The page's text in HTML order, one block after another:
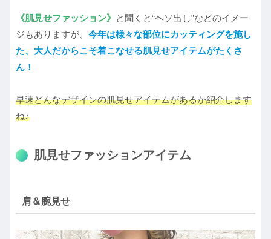
《肌見せファッション》 と聞くと“ヘソ出し”などのイメー
ジもありますが、 今年は様々な部位にカッティングを施し
た、大人だからこそ着こなせる肌見せアイテムがたくさ
ん！
早速どんなデザインの肌見せアイテムがあるか紹介します
ね♪
肌見せファッションアイテム
肩＆腕見せ